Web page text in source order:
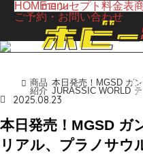
menu
HOMEコンセプト 料金表
ご予約・お問い合わせ
ホーム
商品
紹介
本日発売！MGSD ガ
JURASSIC WORLD
2025.08.23
本日発売！MGSD ガ
リアル、プラノサウ